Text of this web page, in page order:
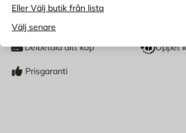
Eller Välj butik från lista
Välj senare
Antal
Delbetala ditt köp Öppet
Prisgaranti